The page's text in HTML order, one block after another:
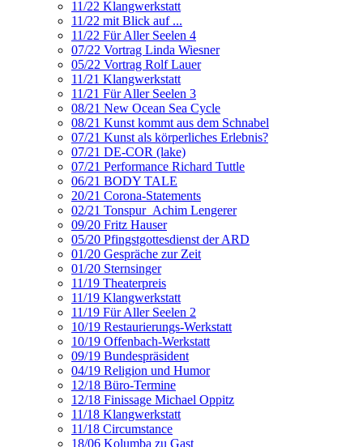
11/22 Klangwerkstatt
11/22 mit Blick auf ...
11/22 Für Aller Seelen 4
07/22 Vortrag Linda Wiesner
05/22 Vortrag Rolf Lauer
11/21 Klangwerkstatt
11/21 Für Aller Seelen 3
08/21 New Ocean Sea Cycle
08/21 Kunst kommt aus dem Schnabel
07/21 Kunst als körperliches Erlebnis?
07/21 DE-COR (lake)
07/21 Performance Richard Tuttle
06/21 BODY TALE
20/21 Corona-Statements
02/21 Tonspur_Achim Lengerer
09/20 Fritz Hauser
05/20 Pfingstgottesdienst der ARD
01/20 Gespräche zur Zeit
01/20 Sternsinger
11/19 Theaterpreis
11/19 Klangwerkstatt
11/19 Für Aller Seelen 2
10/19 Restaurierungs-Werkstatt
10/19 Offenbach-Werkstatt
09/19 Bundespräsident
04/19 Religion und Humor
12/18 Büro-Termine
12/18 Finissage Michael Oppitz
11/18 Klangwerkstatt
11/18 Circumstance
18/06 Kolumba zu Gast